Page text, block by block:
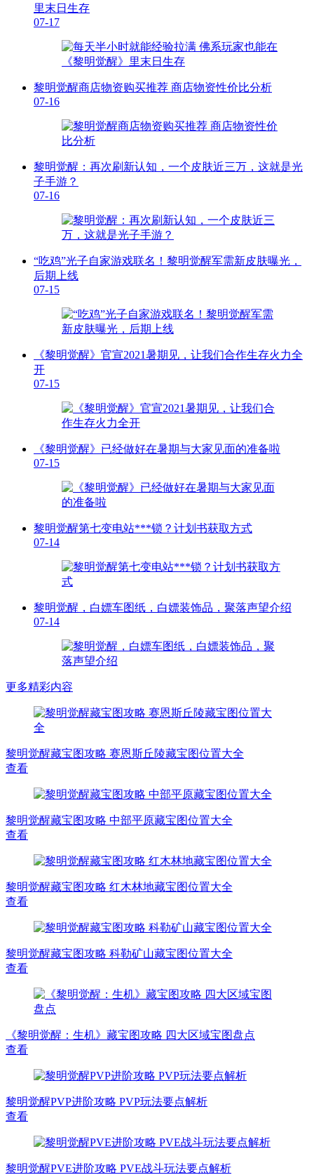
里末日生存
07-17
黎明觉醒商店物资购买推荐 商店物资性价比分析
07-16
黎明觉醒：再次刷新认知，一个皮肤近三万，这就是光
子手游？
07-16
“吃鸡”光子自家游戏联名！黎明觉醒军需新皮肤曝光，
后期上线
07-15
《黎明觉醒》官宣2021暑期见，让我们合作生存火力全
开
07-15
《黎明觉醒》已经做好在暑期与大家见面的准备啦
07-15
黎明觉醒第七变电站***锁？计划书获取方式
07-14
黎明觉醒，白嫖车图纸，白嫖装饰品，聚落声望介绍
07-14
更多精彩内容
黎明觉醒藏宝图攻略 赛恩斯丘陵藏宝图位置大全
查看
黎明觉醒藏宝图攻略 中部平原藏宝图位置大全
查看
黎明觉醒藏宝图攻略 红木林地藏宝图位置大全
查看
黎明觉醒藏宝图攻略 科勒矿山藏宝图位置大全
查看
《黎明觉醒：生机》藏宝图攻略 四大区域宝图盘点
查看
黎明觉醒PVP进阶攻略 PVP玩法要点解析
查看
黎明觉醒PVE进阶攻略 PVE战斗玩法要点解析